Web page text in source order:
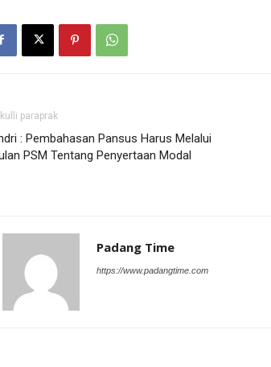
paraprak
: Pembahasan Pansus Harus Melalui
PSM Tentang Penyertaan Modal
Padang Time
https://www.padangtime.com